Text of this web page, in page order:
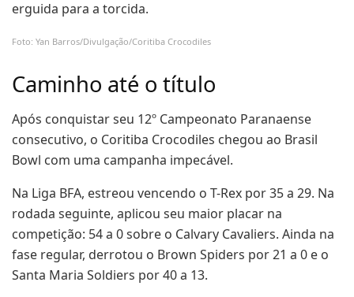
erguida para a torcida.
Foto: Yan Barros/Divulgação/Coritiba Crocodiles
Caminho até o título
Após conquistar seu 12º Campeonato Paranaense
consecutivo, o Coritiba Crocodiles chegou ao Brasil
Bowl com uma campanha impecável.
Na Liga BFA, estreou vencendo o T-Rex por 35 a 29. Na
rodada seguinte, aplicou seu maior placar na
competição: 54 a 0 sobre o Calvary Cavaliers. Ainda na
fase regular, derrotou o Brown Spiders por 21 a 0 e o
Santa Maria Soldiers por 40 a 13.